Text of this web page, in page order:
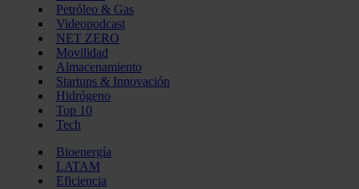
Petróleo & Gas
Videopodcast
NET ZERO
Movilidad
Almacenamiento
Startups & Innovación
Hidrógeno
Top 10
Tech
Bioenergía
LATAM
Eficiencia